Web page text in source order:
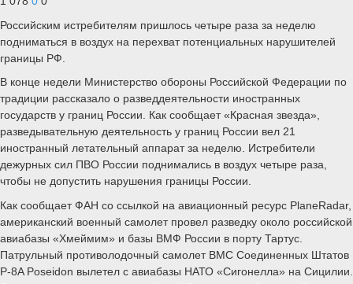
Российским истребителям пришлось четыре раза за неделю
подниматься в воздух на перехват потенциальных нарушителей
границы РФ.
В конце недели Министерство обороны Российской Федерации по
традиции рассказало о разведдеятельности иностранных
государств у границ России. Как сообщает «Красная звезда»,
разведывательную деятельность у границ России вел 21
иностранный летательный аппарат за неделю. Истребители
дежурных сил ПВО России поднимались в воздух четыре раза,
чтобы не допустить нарушения границы России.
Как сообщает ФАН со ссылкой на авиационный ресурс PlaneRadar,
американский военный самолет провел разведку около российской
авиабазы «Хмеймим» и базы ВМФ России в порту Тартус.
Патрульный противолодочный самолет ВМС Соединенных Штатов
P-8A Poseidon вылетел с авиабазы НАТО «Сигонелла» на Сицилии.